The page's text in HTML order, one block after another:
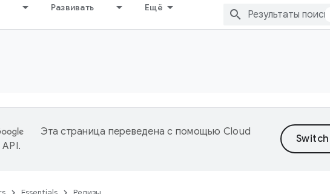
Развивать Ещё
Эта страница переведена с помощью Cloud
.